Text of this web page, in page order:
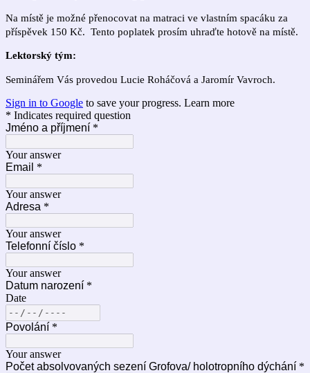
Na místě je možné přenocovat na matraci ve vlastním spacáku za
příspěvek 150 Kč. Tento poplatek prosím uhraďte hotově na místě.
Lektorský tým:
Seminářem Vás provedou Lucie Roháčová a Jaromír Vavroch.
Sign in to Google to save your progress. Learn more
* Indicates required question
Jméno a příjmení *
Your answer
Email *
Your answer
Adresa *
Your answer
Telefonní číslo *
Your answer
Datum narození *
Date
Povolání *
Your answer
Počet absolvovaných sezení Grofova/ holotropního dýchání *